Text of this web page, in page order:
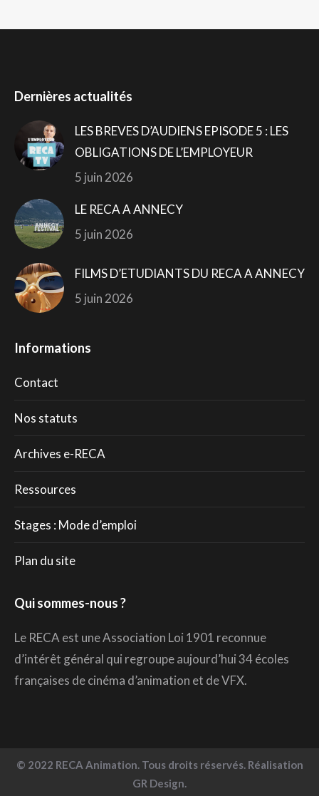
Dernières actualités
LES BREVES D’AUDIENS EPISODE 5 : LES
OBLIGATIONS DE L’EMPLOYEUR
5 juin 2026
LE RECA A ANNECY
5 juin 2026
FILMS D’ETUDIANTS DU RECA A ANNECY
5 juin 2026
Informations
Contact
Nos statuts
Archives e-RECA
Ressources
Stages : Mode d’emploi
Plan du site
Qui sommes-nous ?
Le RECA est une Association Loi 1901 reconnue
d’intérêt général qui regroupe aujourd’hui 34 écoles
françaises de cinéma d’animation et de VFX.
© 2022 RECA Animation. Tous droits réservés. Réalisation
GR Design.